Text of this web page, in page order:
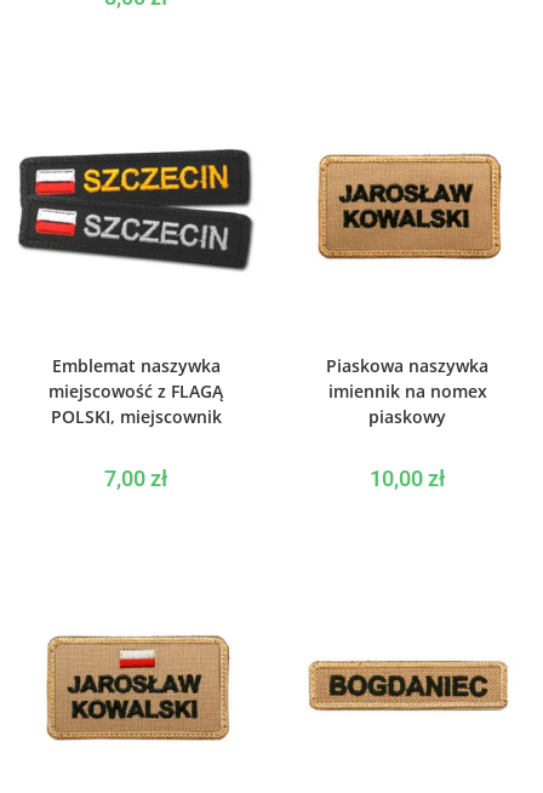
Emblemat naszywka
miejscowość z FLAGĄ
POLSKI, miejscownik
7,00zł
Piaskowa naszywka
imiennik na nomex
piaskowy
10,00zł